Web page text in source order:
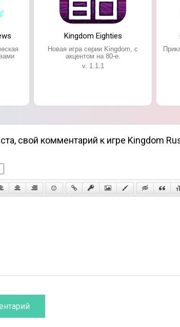
Kingdom Eighties
Новая игра серии Kingdom, с
акцентом на 80-е.
v. 1.1.1
свой комментарий к игре Kingdom